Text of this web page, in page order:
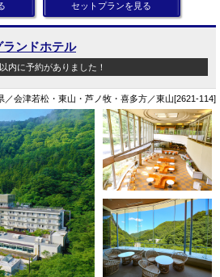
セットプランを見る
ンドホテル
内に予約がありました！
／会津若松・東山・芦ノ牧・喜多方／東山[2621-114]